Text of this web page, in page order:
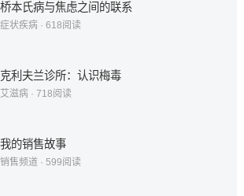
桥本氏病与焦虑之间的联系
症状疾病· 618阅读
克利夫兰诊所：认识梅毒
艾滋病· 718阅读
我的销售故事
销售频道· 599阅读